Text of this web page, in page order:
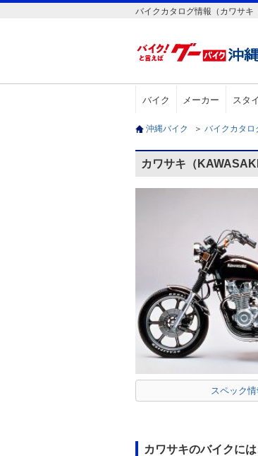
バイクカタログ情報（カワサキ
バイク メーカー スタ
沖縄バイク ＞ バイクカタロ
カワサキ（
スペック
カワサキのバイクに